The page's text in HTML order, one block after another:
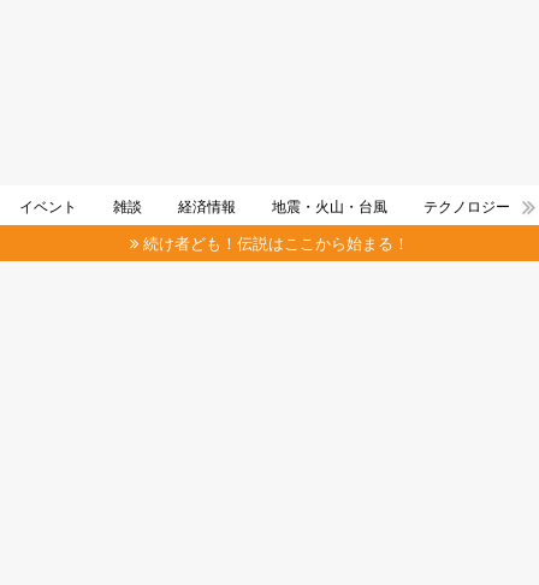
イベント 雑談 経済情報 地震・火山・台風 テクノロジー
続け者ども！伝説はここから始まる！